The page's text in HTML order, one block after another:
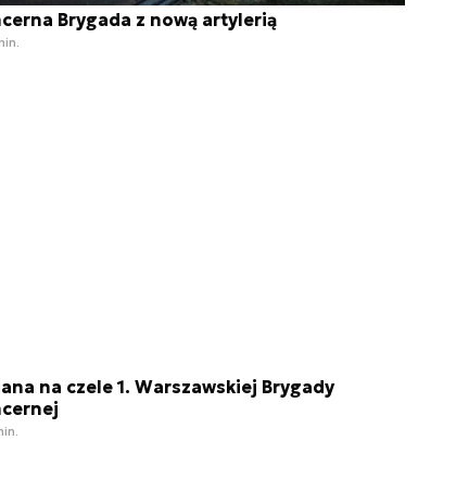
Brygada z nową artylerią
na czele 1. Warszawskiej Brygady